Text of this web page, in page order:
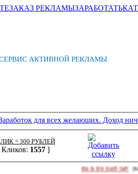
ЗАКАЗ РЕКЛАМЫЗАРАБОТАТЬ
АКТИВНОЙ РЕКЛАМЫ
для всех желающих. Доход
= 300 РУБЛЕЙ
Кликов: 1557]
БИТКОИНА БЕЗ КАПЧИ! [ Кликов:1657 ]